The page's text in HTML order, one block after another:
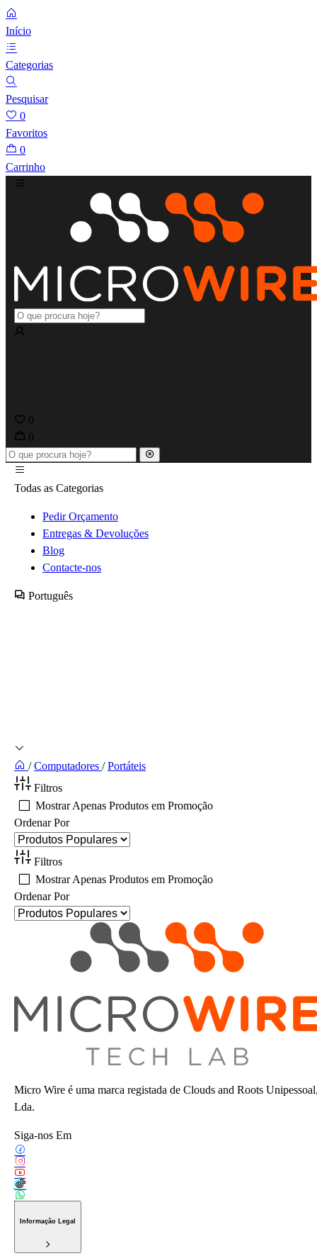
Início
Categorias
Pesquisar
0
Favoritos
0
Carrinho
0
0
Todas as Categorias
Pedir Orçamento
Entregas & Devoluções
Blog
Contacte-nos
Português
/ Computadores / Portáteis
Filtros
Mostrar Apenas Produtos em Promoção
Ordenar Por
Filtros
Mostrar Apenas Produtos em Promoção
Ordenar Por
Micro Wire é uma marca registada de Clouds and Roots
Lda.
Siga-nos Em
Informação Legal